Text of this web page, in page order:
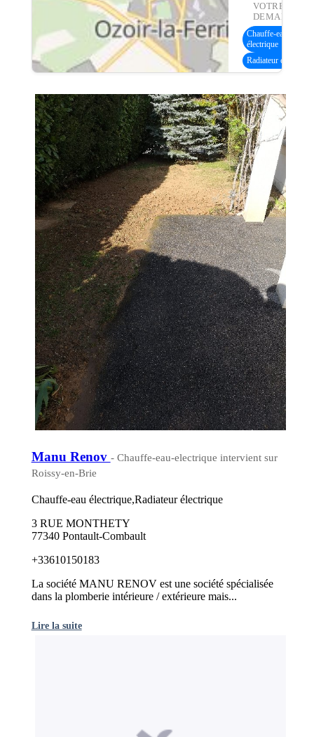
VOTRE
DEMANDE :
Chauffe-eau
électrique
Radiateur électrique
Manu Renov - Chauffe-eau-electrique intervient sur
Roissy-en-Brie
Chauffe-eau électrique,Radiateur électrique
3 RUE MONTHETY
77340 Pontault-Combault
+33610150183
La société MANU RENOV est une société spécialisée
dans la plomberie intérieure / extérieure mais...
Lire la suite